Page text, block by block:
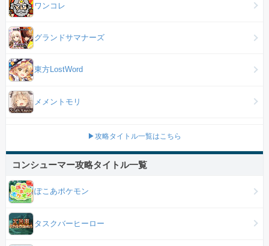
ワンコレ
グランドサマナーズ
東方LostWord
メメントモリ
▶攻略タイトル一覧はこちら
コンシューマー攻略タイトル一覧
ぽこあポケモン
タスクバーヒーロー